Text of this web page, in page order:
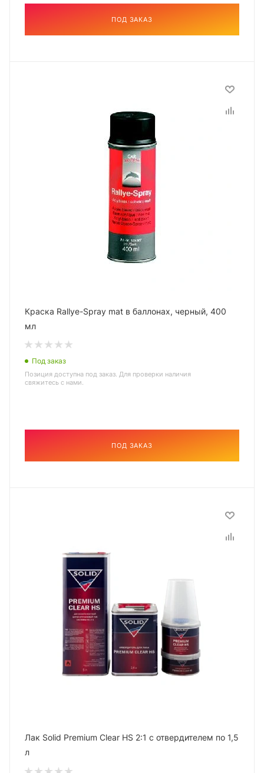
ПОД ЗАКАЗ
Краска Rallye-Spray mat в баллонах, черный, 400
мл
Под заказ
Позиция доступна под заказ. Для проверки наличия
свяжитесь с нами.
ПОД ЗАКАЗ
Лак Solid Premium Clear HS 2:1 с отвердителем по 1,5
л